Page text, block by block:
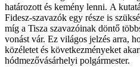
határozott és kemény lenni. A
Fidesz-szavazók egy része is
míg a Tisza szavazóinak döntő
vonást vár. Ez világos jelzés arra,
közéletet és következményeket
hódmezővásárhelyi polgármester.